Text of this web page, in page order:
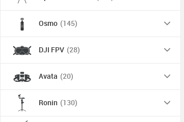
Osmo (145)
DJI FPV (28)
Avata (20)
Ronin (130)